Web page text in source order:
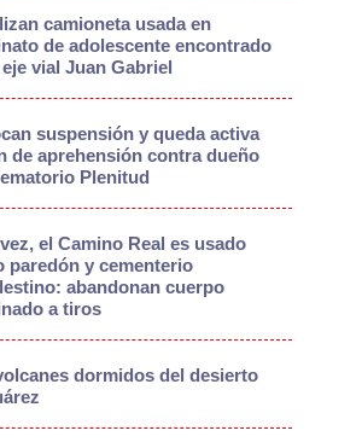
camioneta usada en
de adolescente encontrado
vial Juan Gabriel
suspensión y queda activa
de aprehensión contra dueño
Plenitud
el Camino Real es usado
paredón y cementerio
abandonan cuerpo
a tiros
dormidos del desierto